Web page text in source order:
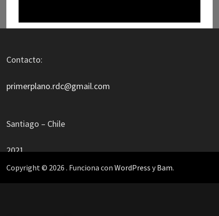
Contacto:
primerplano.rdc@gmail.com
Santiago – Chile
2021
Copyright © 2026 . Funciona con WordPress yBam.